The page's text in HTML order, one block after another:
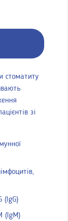
стоматиту
зі
(IgG)
(IgM)